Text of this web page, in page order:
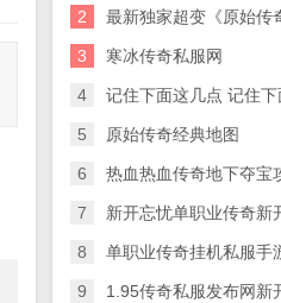
2 最新独家超变《原始传奇sf》新原始传
3 寒冰传奇私服网
4 记住下面这几点 记住
5 原始传奇经典地图
6 热血热血传奇地下夺宝攻
7 新开忘忧单职业传奇新开忘忧
8 单职业传奇挂机私服手
9 1.95传奇私服发布网新